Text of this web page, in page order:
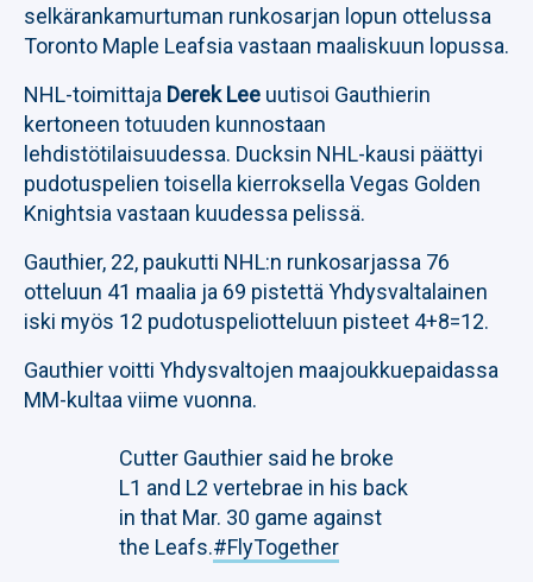
selkärankamurtuman runkosarjan lopun ottelussa
Toronto Maple Leafsia vastaan maaliskuun lopussa.
NHL-toimittaja Derek Lee uutisoi Gauthierin
kertoneen totuuden kunnostaan
lehdistötilaisuudessa. Ducksin NHL-kausi päättyi
pudotuspelien toisella kierroksella Vegas Golden
Knightsia vastaan kuudessa pelissä.
Gauthier, 22, paukutti NHL:n runkosarjassa 76
otteluun 41 maalia ja 69 pistettä Yhdysvaltalainen
iski myös 12 pudotuspeliotteluun pisteet 4+8=12.
Gauthier voitti Yhdysvaltojen maajoukkuepaidassa
MM-kultaa viime vuonna.
Cutter Gauthier said he broke
L1 and L2 vertebrae in his back
in that Mar. 30 game against
the Leafs.#FlyTogether